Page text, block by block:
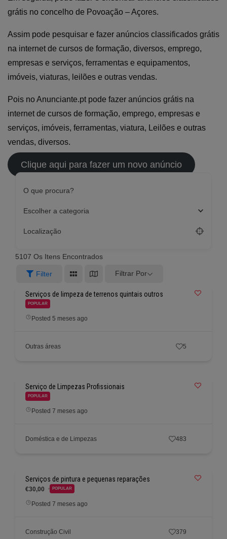
grátis no concelho de Povoação – Açores.
Assim pode pesquisar e fazer anúncios classificados grátis
na internet de cursos de formação, diversos, emprego,
empresas e serviços, ferramentas e equipamentos,
imóveis, viaturas, leilões e outras vendas.
Pois no Anunciante.pt pode fazer anúncios grátis na
internet de cursos de formação, emprego, empresas e
serviços, imóveis, ferramentas, viatura, Leilões e outras
vendas, diversos.
Clique aqui para fazer um novo anúncio
O que procura?
Escolher a categoria
Localização
5107 Os Itens Encontrados
Filter Filtrar Por
Serviços de limpeza de terrenos quintais outros
POPULAR
Posted 5 meses ago
Outras áreas 5
Serviço de Limpezas Profissionais
POPULAR
Posted 7 meses ago
Doméstica e de Limpezas 483
Serviços de pintura e pequenas reparações
€30,00 POPULAR
Posted 7 meses ago
Construção Civil 379